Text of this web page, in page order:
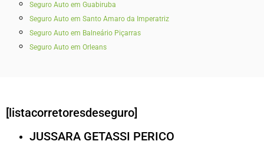
Seguro Auto em Guabiruba
Seguro Auto em Santo Amaro da Imperatriz
Seguro Auto em Balneário Piçarras
Seguro Auto em Orleans
[listacorretoresdeseguro]
JUSSARA GETASSI PERICO